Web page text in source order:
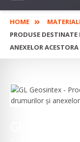
HOME
PRODUSE
ANEXELOR ACESTORA